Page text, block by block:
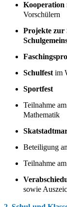
Kooperation
Vorschülern
Projekte zur
Schulfest im
Sportfest
Teilnahme
Mathematik
Beteiligung
Teilnahme
sowie